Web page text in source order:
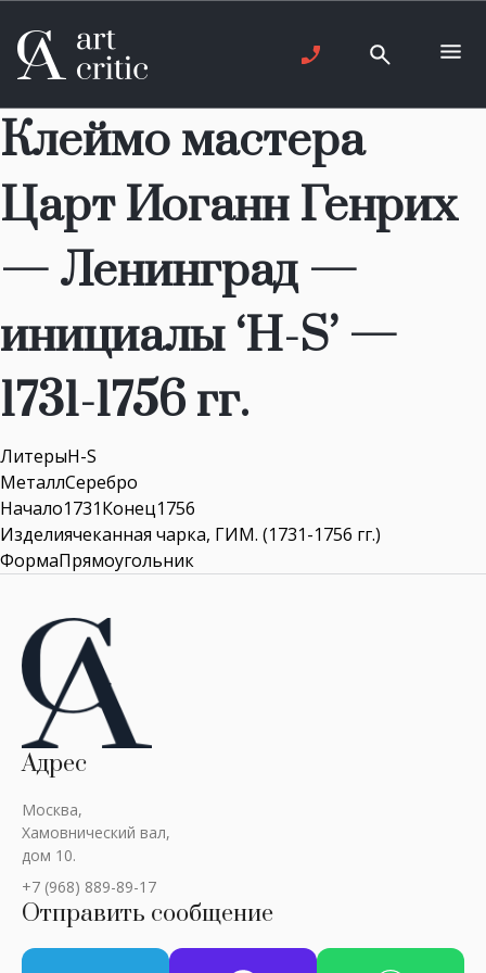
Клеймо мастера
Царт Иоганн Генрих
— Ленинград —
инициалы ‘H-S’ —
1731-1756 гг.
ЛитерыH-S
МеталлСеребро
Начало1731Конец1756
Изделиячеканная чарка, ГИМ. (1731-1756 гг.)
ФормаПрямоугольник
Адрес
Москва,
Хамовнический вал,
дом 10.
+7 (968) 889-89-17
Отправить сообщение